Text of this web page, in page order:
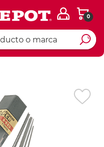
0
Ingresar Codigo